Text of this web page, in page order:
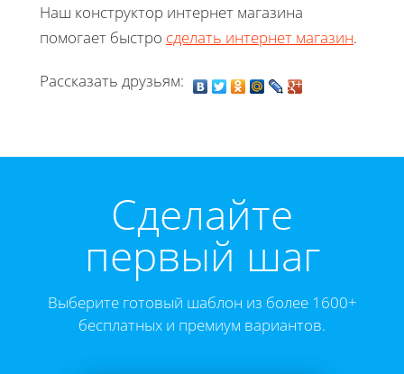
Наш конструктор интернет магазина
помогает быстро сделать интернет магазин.
Рассказать друзьям:
Cделайте
первый шаг
Выберите готовый шаблон из более 1600+
бесплатных и премиум вариантов.